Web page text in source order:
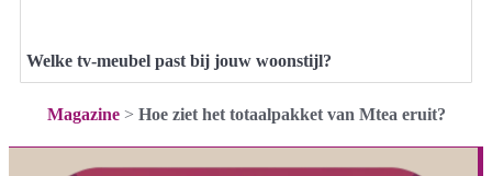
Welke tv-meubel past bij jouw woonstijl?
Magazine> Hoe ziet het totaalpakket van Mtea eruit?